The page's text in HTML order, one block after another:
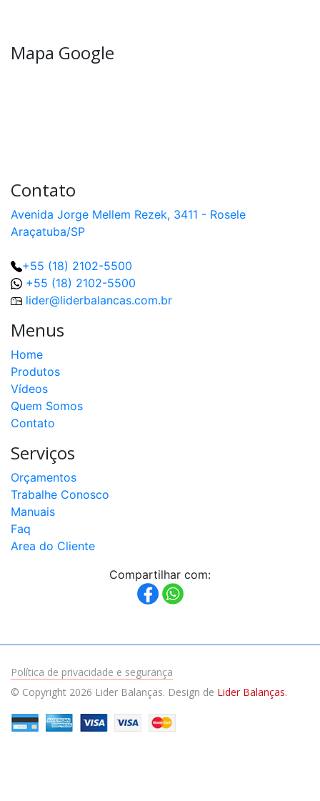
Mapa Google
Contato
Avenida Jorge Mellem Rezek, 3411 - Rosele
Araçatuba/SP
+55 (18) 2102-5500
+55 (18) 2102-5500
lider@liderbalancas.com.br
Menus
Home
Produtos
Vídeos
Quem Somos
Contato
Serviços
Orçamentos
Trabalhe Conosco
Manuais
Faq
Area do Cliente
Compartilhar com:
Política de privacidade e segurança
© Copyright 2026 Lider Balanças. Design de Lider Balanças.